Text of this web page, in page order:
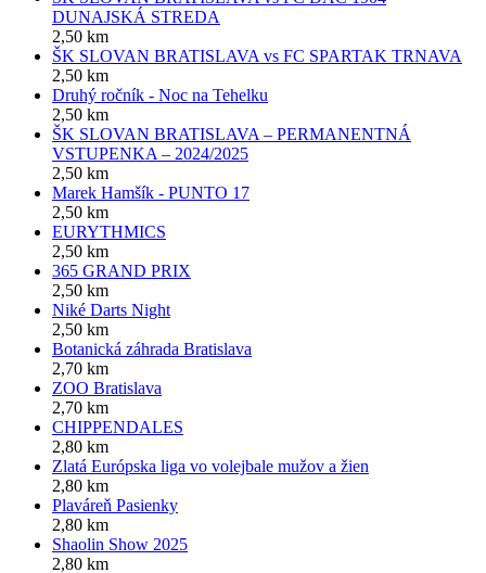
DUNAJSKÁ STREDA
2,50 km
ŠK SLOVAN BRATISLAVA vs FC SPARTAK TRNAVA
2,50 km
Druhý ročník - Noc na Tehelku
2,50 km
ŠK SLOVAN BRATISLAVA – PERMANENTNÁ
VSTUPENKA – 2024/2025
2,50 km
Marek Hamšík - PUNTO 17
2,50 km
EURYTHMICS
2,50 km
365 GRAND PRIX
2,50 km
Niké Darts Night
2,50 km
Botanická záhrada Bratislava
2,70 km
ZOO Bratislava
2,70 km
CHIPPENDALES
2,80 km
Zlatá Európska liga vo volejbale mužov a žien
2,80 km
Plaváreň Pasienky
2,80 km
Shaolin Show 2025
2,80 km